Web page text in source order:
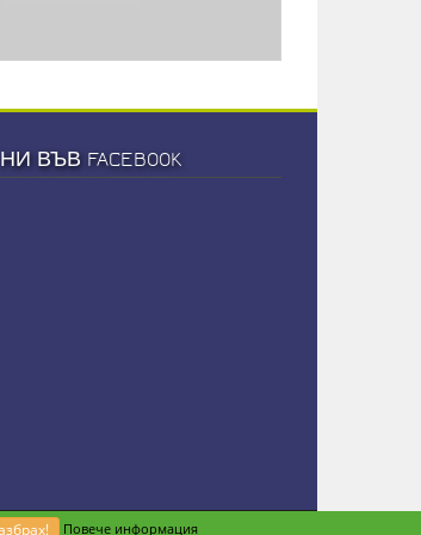
ВЪВ FACEBOOK
Повече информация